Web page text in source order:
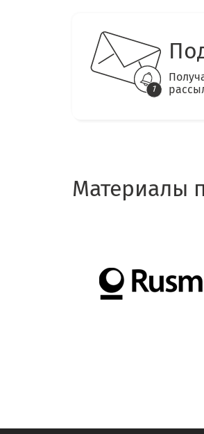
Материалы